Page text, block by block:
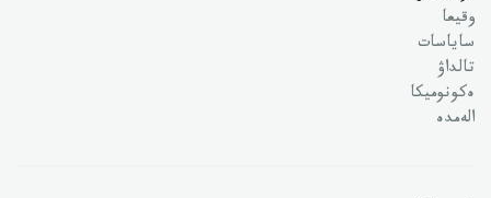
وقيعا
ساياسات
تالداۋ
ەكونوميكا
الەمدە